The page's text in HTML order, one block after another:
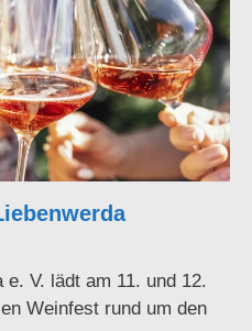
e. V. lädt am 11. und 12.
Weinfest rund um den